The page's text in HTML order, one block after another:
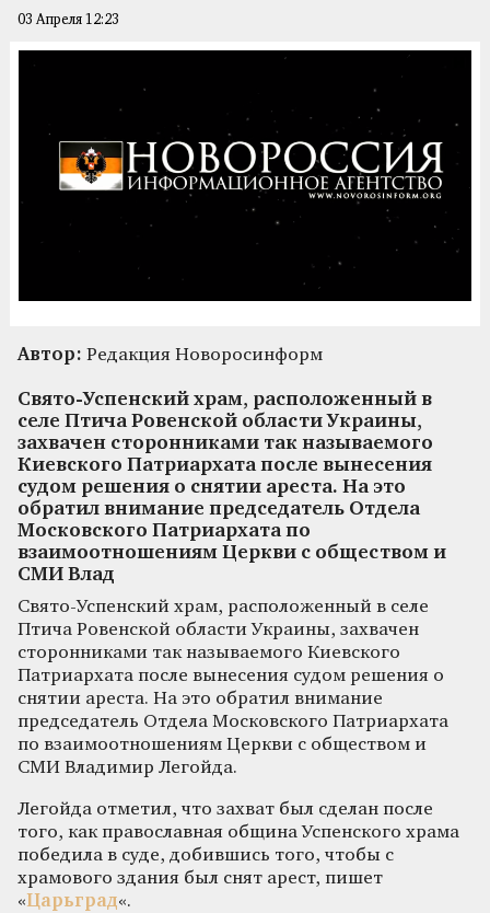
03 Апреля 12:23
Автор: Редакция Новоросинформ
Свято-Успенский храм, расположенный в
селе Птича Ровенской области Украины,
захвачен сторонниками так называемого
Киевского Патриархата после вынесения
судом решения о снятии ареста. На это
обратил внимание председатель Отдела
Московского Патриархата по
взаимоотношениям Церкви с обществом и
СМИ Влад
Свято-Успенский храм, расположенный в селе
Птича Ровенской области Украины, захвачен
сторонниками так называемого Киевского
Патриархата после вынесения судом решения о
снятии ареста. На это обратил внимание
председатель Отдела Московского Патриархата
по взаимоотношениям Церкви с обществом и
СМИ Владимир Легойда.
Легойда отметил, что захват был сделан после
того, как православная община Успенского храма
победила в суде, добившись того, чтобы с
храмового здания был снят арест, пишет
«Царьград«.